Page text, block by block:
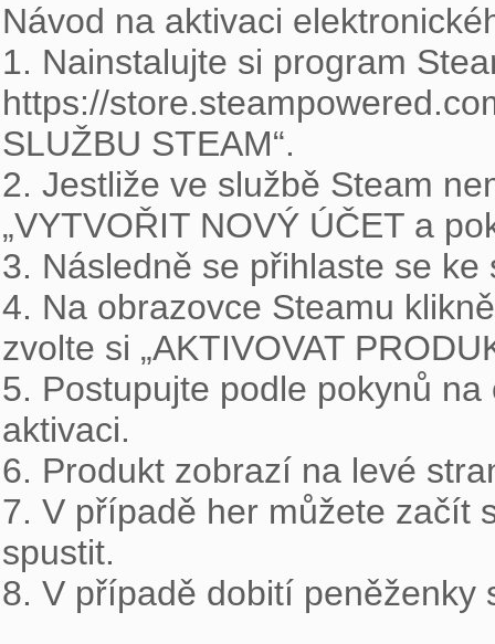
Návod na aktivaci
1. Nainstalujte si program
https://
SLUŽBU STEAM“.
2. Jestliže ve službě Steam
„VYTVOŘIT NOVÝ ÚČET a
3. Následně se přihlaste se
4. Na obrazovce Steamu
zvolte si „AKTIVOVAT
5. Postupujte podle pokynů
aktivaci.
6. Produkt zobrazí na levé
7. V případě her můžete začít
spustit.
8. V případě dobití peněženky